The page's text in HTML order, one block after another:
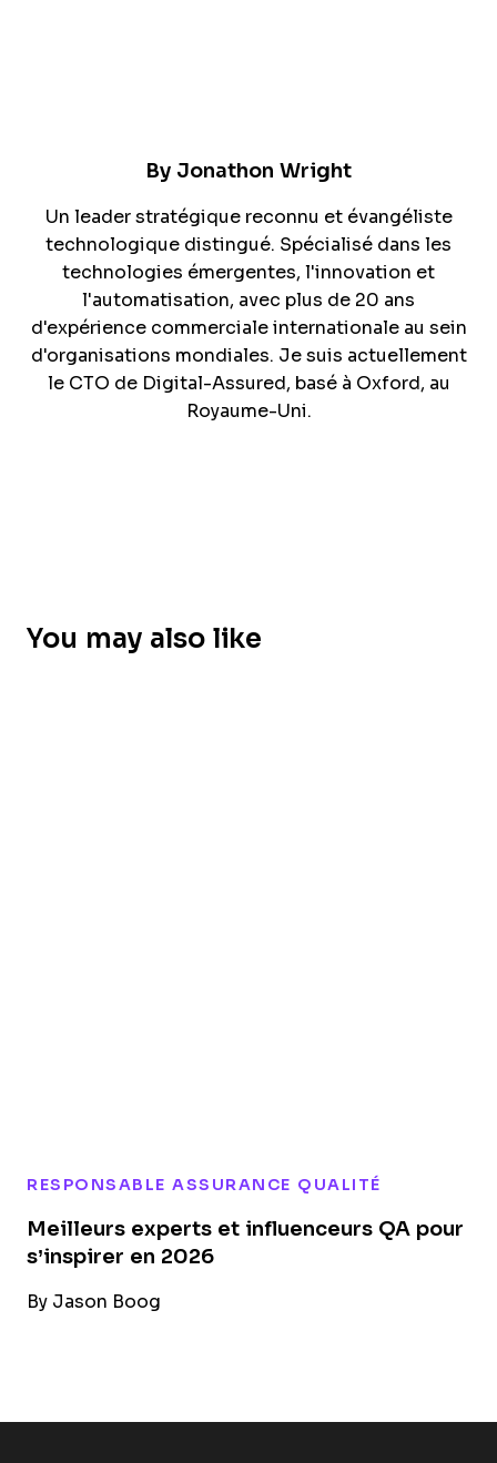
By Jonathon Wright
Un leader stratégique reconnu et évangéliste
technologique distingué. Spécialisé dans les
technologies émergentes, l'innovation et
l'automatisation, avec plus de 20 ans
d'expérience commerciale internationale au sein
d'organisations mondiales. Je suis actuellement
le CTO de Digital-Assured, basé à Oxford, au
Royaume-Uni.
You may also like
RESPONSABLE ASSURANCE QUALITÉ
Meilleurs experts et influenceurs QA pour
s’inspirer en 2026
By Jason Boog